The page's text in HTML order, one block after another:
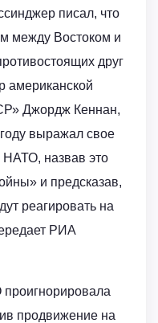
писал, что
между Востоком и
друг
американской
Джордж Кеннан,
выражал свое
назвав это
и предсказав,
реагировать на
РИА
продвижение на